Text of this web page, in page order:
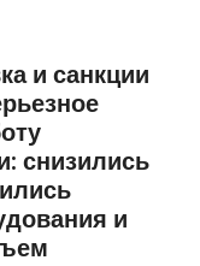
и санкции
снизились
и